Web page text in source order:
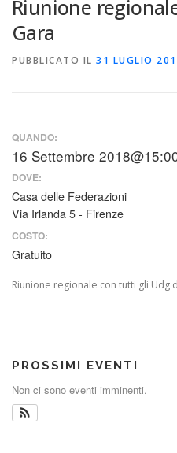
Riunione
Gara
PUBBLICATO IL 31 LUGLIO
QUANDO:
16 Settembre
DOVE:
Casa delle Federazioni
Via Irlanda 5 - Firenze
COSTO:
Gratuito
Riunione regionale con tutti gli Udg
PROSSIMI EVENTI
Non ci sono eventi imminenti.